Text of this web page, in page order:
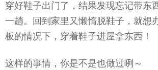
穿好鞋子出门了，结果发现忘记带东
一趟。回到家里又懒惰脱鞋子，就想
板的情况下，穿着鞋子进屋拿东西！
这样的事情，你是不是也做过咧～